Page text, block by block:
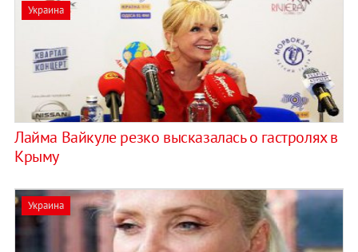
Украина
Лайма Вайкуле резко высказалась о гастролях в
Крыму
Украина